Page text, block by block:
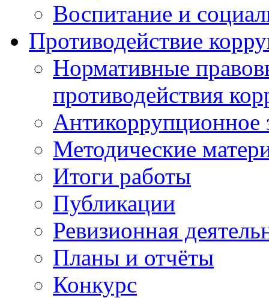
Воспитание и
Противодействие
Нормативные
противодействия
Антикоррупционное
Методические
Итоги работы
Публикации
Ревизионная
Планы и отчёты
Конкурс